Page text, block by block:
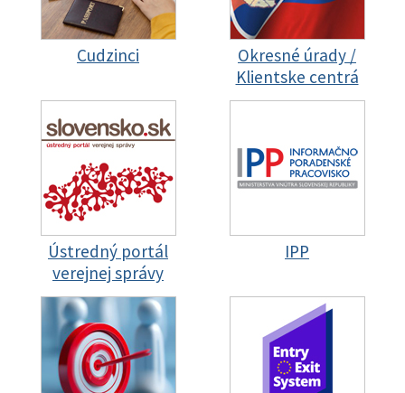
Cudzinci
Okresné úrady /
Klientske centrá
Ústredný portál
verejnej správy
IPP